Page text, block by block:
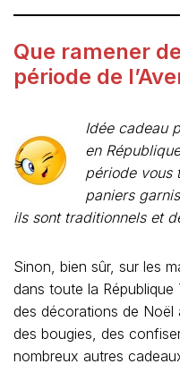
Que ramener
période de
Idée cadeau
en
période vous
paniers
ils sont traditionnels et
Sinon, bien sûr, sur les
dans toute la
des décorations de Noël
des bougies, des
nombreux autres